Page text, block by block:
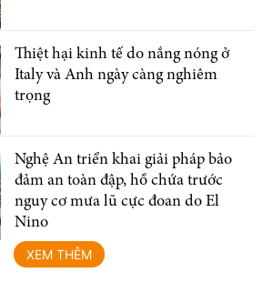
Thiệt hại kinh tế do nắng nóng ở
Italy và Anh ngày càng nghiêm
trọng
Nghệ An triển khai giải pháp bảo
đảm an toàn đập, hồ chứa trước
nguy cơ mưa lũ cực đoan do El
Nino
XEM THÊM